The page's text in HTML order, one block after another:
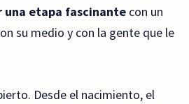
una etapa fascinante con un
su medio y con la gente que le
Desde el nacimiento, el